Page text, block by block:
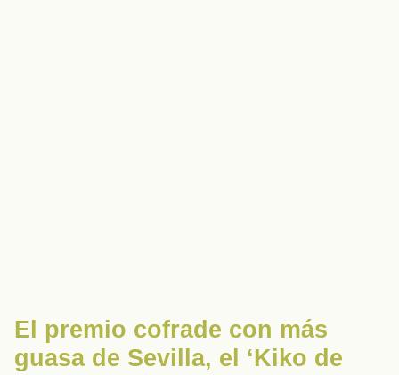
El premio cofrade con más
guasa de Sevilla, el ‘Kiko de